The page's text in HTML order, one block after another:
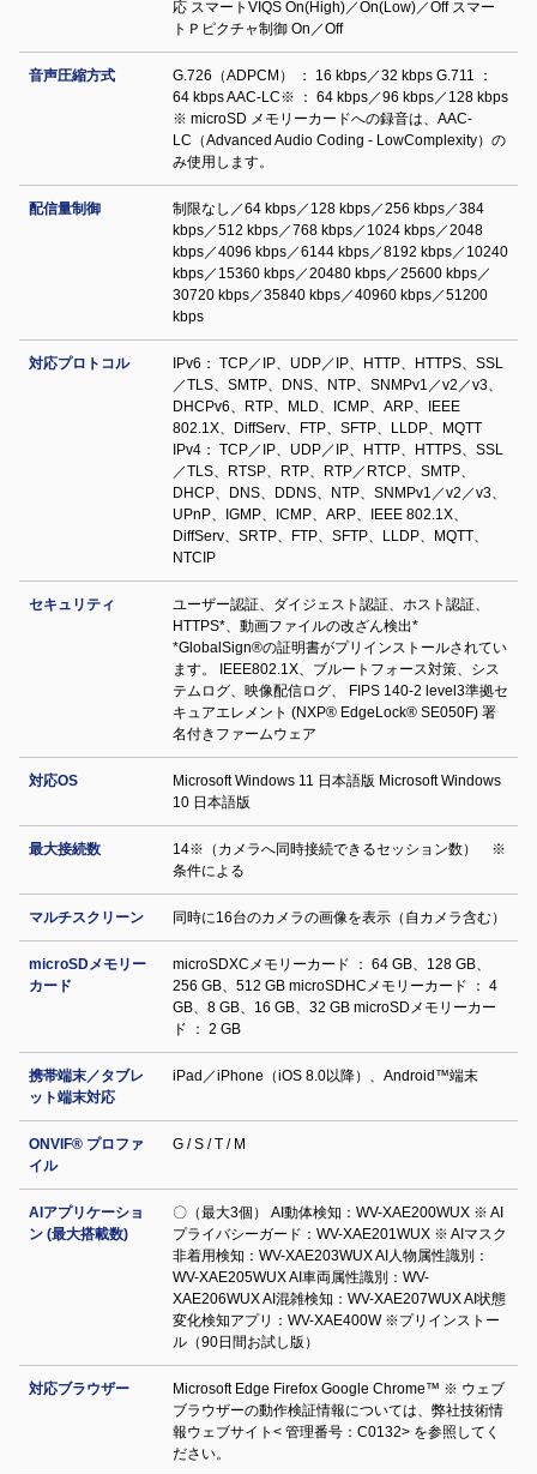
応 スマートVIQS On(High)／On(Low)／Off スマー
トＰピクチャ制御 On／Off
音声圧縮方式
G.726（ADPCM） ： 16 kbps／32 kbps G.711 ：
64 kbps AAC-LC※ ： 64 kbps／96 kbps／128 kbps
※ microSD メモリーカードへの録音は、AAC-
LC（Advanced Audio Coding - LowComplexity）の
み使用します。
配信量制御
制限なし／64 kbps／128 kbps／256 kbps／384
kbps／512 kbps／768 kbps／1024 kbps／2048
kbps／4096 kbps／6144 kbps／8192 kbps／10240
kbps／15360 kbps／20480 kbps／25600 kbps／
30720 kbps／35840 kbps／40960 kbps／51200
kbps
対応プロトコル
IPv6： TCP／IP、UDP／IP、HTTP、HTTPS、SSL
／TLS、SMTP、DNS、NTP、SNMPv1／v2／v3、
DHCPv6、RTP、MLD、ICMP、ARP、IEEE
802.1X、DiffServ、FTP、SFTP、LLDP、MQTT
IPv4： TCP／IP、UDP／IP、HTTP、HTTPS、SSL
／TLS、RTSP、RTP、RTP／RTCP、SMTP、
DHCP、DNS、DDNS、NTP、SNMPv1／v2／v3、
UPnP、IGMP、ICMP、ARP、IEEE 802.1X、
DiffServ、SRTP、FTP、SFTP、LLDP、MQTT、
NTCIP
セキュリティ
ユーザー認証、ダイジェスト認証、ホスト認証、
HTTPS*、動画ファイルの改ざん検出*
*GlobalSign®の証明書がプリインストールされてい
ます。 IEEE802.1X、ブルートフォース対策、シス
テムログ、映像配信ログ、 FIPS 140-2 level3準拠セ
キュアエレメント (NXP® EdgeLock® SE050F) 署
名付きファームウェア
対応OS
Microsoft Windows 11 日本語版 Microsoft Windows
10 日本語版
最大接続数
14※（カメラへ同時接続できるセッション数） ※
条件による
マルチスクリーン 同時に16台のカメラの画像を表示（自カメラ含む）
microSDメモリー
カード
microSDXCメモリーカード ： 64 GB、128 GB、
256 GB、512 GB microSDHCメモリーカード ： 4
GB、8 GB、16 GB、32 GB microSDメモリーカー
ド ： 2 GB
携帯端末／タブレ
ット端末対応
iPad／iPhone（iOS 8.0以降）、Android™端末
ONVIF® プロファ
イル
G / S / T / M
AIアプリケーショ
ン (最大搭載数)
〇（最大3個） AI動体検知：WV-XAE200WUX ※ AI
プライバシーガード：WV-XAE201WUX ※ AIマスク
非着用検知：WV-XAE203WUX AI人物属性識別：
WV-XAE205WUX AI車両属性識別：WV-
XAE206WUX AI混雑検知：WV-XAE207WUX AI状態
変化検知アプリ：WV-XAE400W ※プリインストー
ル（90日間お試し版）
対応ブラウザー
Microsoft Edge Firefox Google Chrome™ ※ ウェブ
ブラウザーの動作検証情報については、弊社技術情
報ウェブサイト< 管理番号：C0132> を参照してく
ださい。